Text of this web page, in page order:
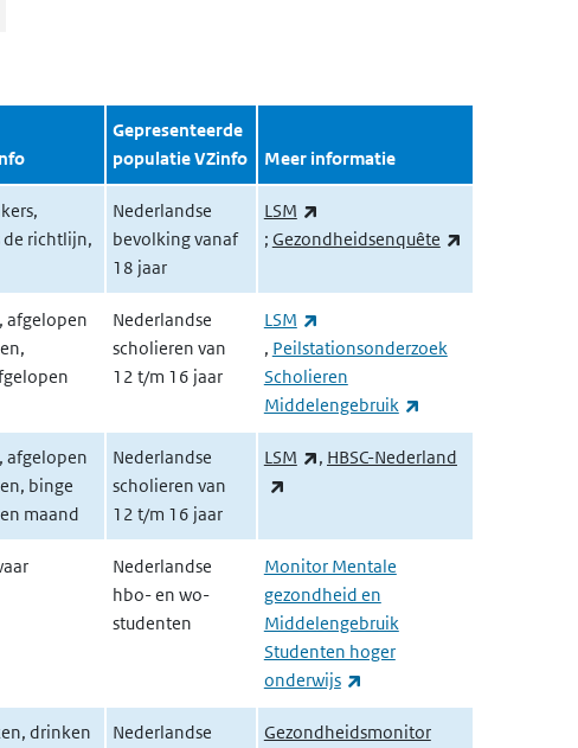
Gepresenteerde
populatie VZinfo
Meer informatie
richtlijn,
Nederlandse
bevolking vanaf
18 jaar
LSM
(externe link)
; Gezondheidsenquête
afgelopen
Nederlandse
scholieren van
12 t/m 16 jaar
LSM
(externe link)
, Peilstationsonderzoek
Scholieren
Middelengebruik
afgelopen
binge
maand
Nederlandse
scholieren van
12 t/m 16 jaar
LSM (externe link)
, HBSC-Nederland
Nederlandse
hbo- en wo-
studenten
Monitor Mentale
gezondheid en
Middelengebruik
Studenten hoger
onderwijs
drinken
Nederlandse
Gezondheidsmonitor